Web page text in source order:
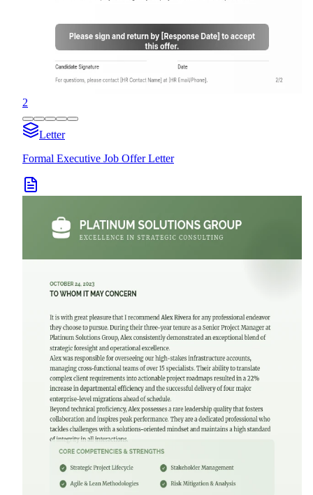
2
Letter
Formal Executive Job Offer Letter